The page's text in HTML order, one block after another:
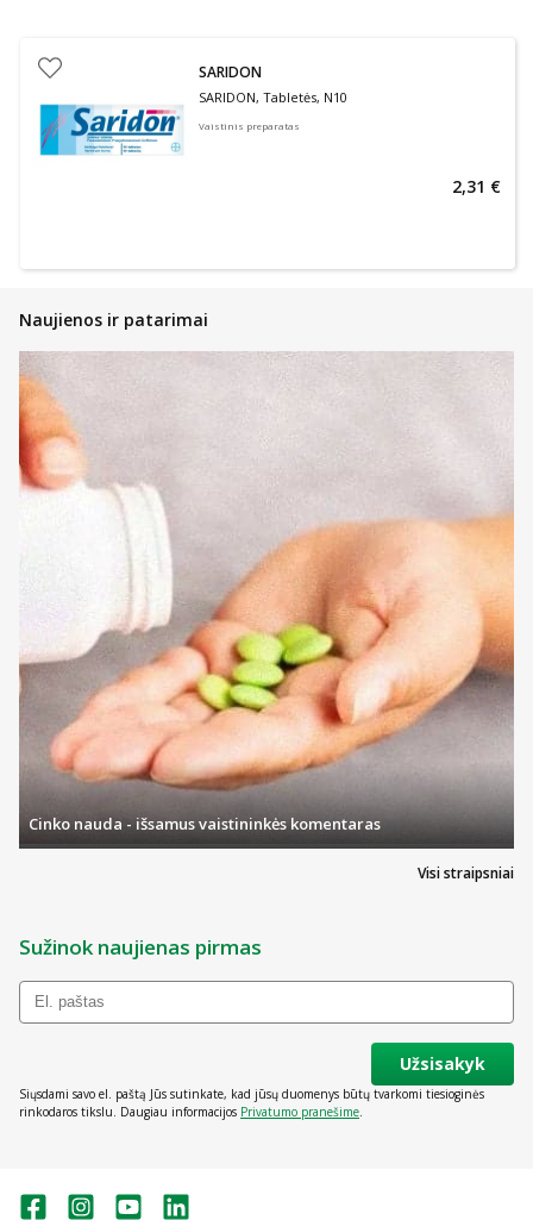
SARIDON
SARIDON, Tabletės, N10
Vaistinis preparatas
2,31 €
Naujienos ir patarimai
Visi straipsniai
Cinko nauda - išsamus vaistininkės komentaras
Sužinok naujienas pirmas
Užsisakyk
Siųsdami savo el. paštą Jūs sutinkate, kad jūsų duomenys būtų tvarkomi tiesioginės
rinkodaros tikslu. Daugiau informacijos Privatumo pranešime.